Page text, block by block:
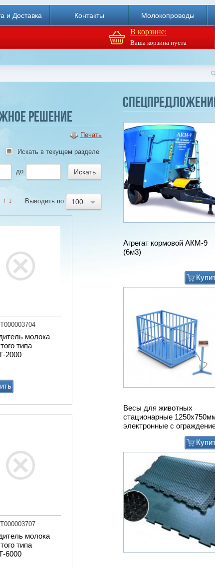
и Доставка Контакты Молокопроводы
В корзине:
Ваша корзина пуста
Агрегат кормовой АКМ-9
(6м3)
Весы для животных
стационарные
электронные с
решение
Печать
Искать в текущем разделе
до
↑ ↓ Выводить по 100
молока
типа
2000
молока
типа
6000